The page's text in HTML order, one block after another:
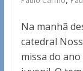
Na manhã
catedral
missa do